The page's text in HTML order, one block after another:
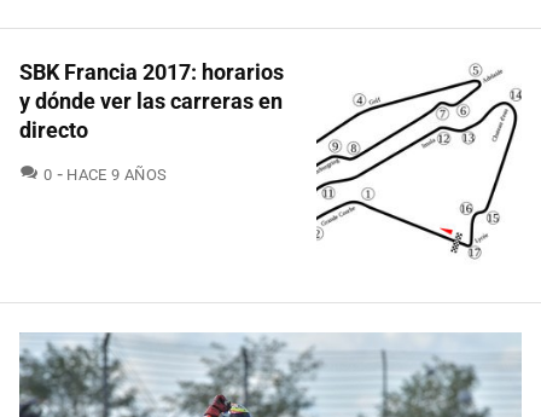
SBK Francia 2017: horarios
y dónde ver las carreras en
directo
0 COMENTARIOS
HACE 9 AÑOS